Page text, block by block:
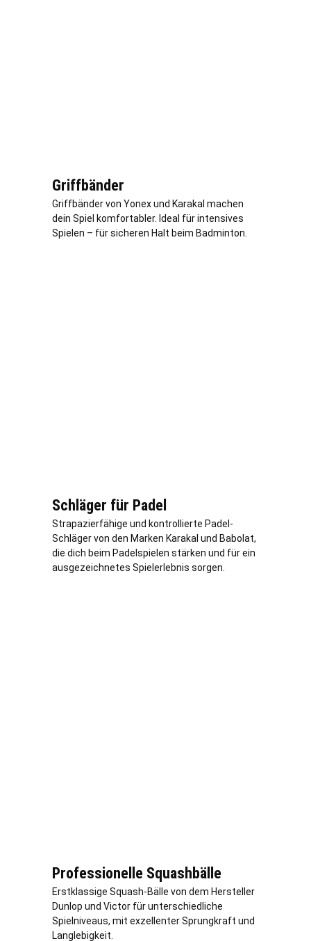
Griffbänder
Griffbänder von Yonex und Karakal machen
dein Spiel komfortabler. Ideal für intensives
Spielen – für sicheren Halt beim Badminton.
Schläger für Padel
Strapazierfähige und kontrollierte Padel-
Schläger von den Marken Karakal und Babolat,
die dich beim Padelspielen stärken und für ein
ausgezeichnetes Spielerlebnis sorgen.
Professionelle Squashbälle
Erstklassige Squash-Bälle von dem Hersteller
Dunlop und Victor für unterschiedliche
Spielniveaus, mit exzellenter Sprungkraft und
Langlebigkeit.